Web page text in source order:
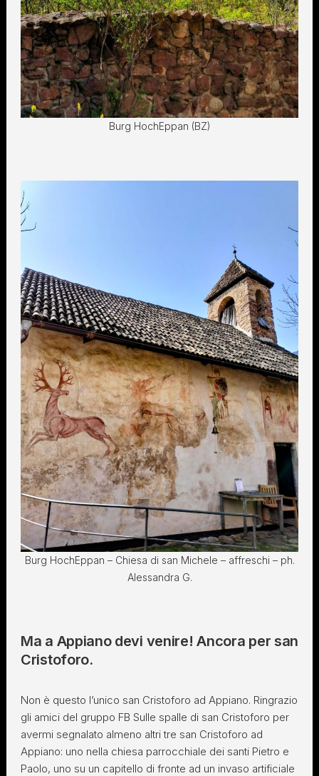
Burg HochEppan (BZ)
Burg HochEppan – Chiesa di san Michele – affreschi – ph.
Alessandra G.
Ma a Appiano devi venire! Ancora per san
Cristoforo.
Non è questo l’unico san Cristoforo ad Appiano. Ringrazio
gli amici del gruppo FB Sulle spalle di san Cristoforo per
avermi segnalato almeno altri tre san Cristoforo ad
Appiano: uno nella chiesa parrocchiale dei santi Pietro e
Paolo, uno su un capitello di fronte ad un invaso artificiale